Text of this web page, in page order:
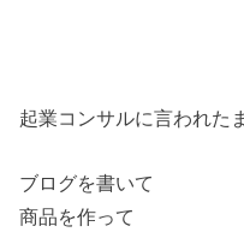
起業コンサルに言われた
ブログを書いて
商品を作って